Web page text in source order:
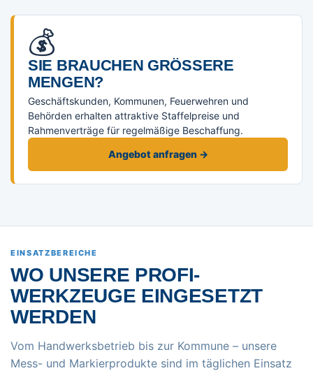
💰
SIE BRAUCHEN GRÖSSERE M
ENGEN?
Geschäftskunden, Kommunen, Feuerwehren und
Behörden erhalten attraktive Staffelpreise und
Rahmenverträge für regelmäßige Beschaffung.
Angebot anfragen →
EINSATZBEREICHE
WO UNSERE PROFI-
WERKZEUGE EINGESETZT
WERDEN
Vom Handwerksbetrieb bis zur Kommune – unsere
Mess- und Markierprodukte sind im täglichen Einsatz